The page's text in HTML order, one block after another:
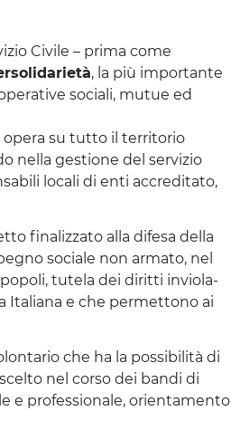
Civile – prima come
, la più importante
sociali, mutue ed
opera su tutto il territorio
nella gestione del servizio
locali di enti accreditato,
fina­liz­za­to alla dife­sa del­la
socia­le non arma­to, nel
popo­li, tute­la dei dirit­ti invio­la­
Ita­lia­na e che per­met­to­no ai
che ha la pos­si­bi­li­tà di
nel cor­so dei ban­di di
e pro­fes­sio­na­le, orien­ta­men­to